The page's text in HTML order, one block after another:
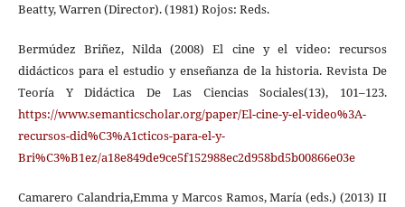
Beatty, Warren (Director). (1981) Rojos: Reds.
Bermúdez Briñez, Nilda (2008) El cine y el video: recursos
didácticos para el estudio y enseñanza de la historia. Revista De
Teoría Y Didáctica De Las Ciencias Sociales(13), 101–123.
https://www.semanticscholar.org/paper/El-cine-y-el-video%3A-
recursos-did%C3%A1cticos-para-el-y-
Bri%C3%B1ez/a18e849de9ce5f152988ec2d958bd5b00866e03e
Camarero Calandria,Emma y Marcos Ramos, María (eds.) (2013) II